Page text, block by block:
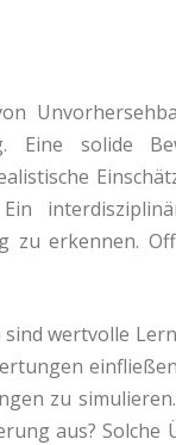
Eine solide
zu erkennen.
wertvolle
zu
aus? Solche